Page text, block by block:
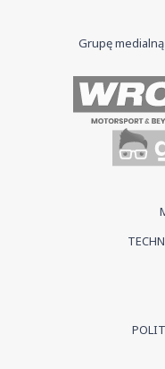
Grupę medialną